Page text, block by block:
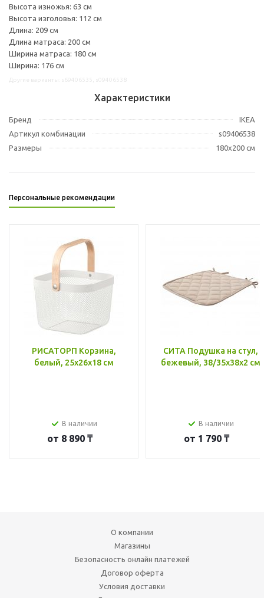
Высота изножья: 63 см
Высота изголовья: 112 см
Длина: 209 см
Длина матраса: 200 см
Ширина матраса: 180 см
Ширина: 176 см
Характеристики
Бренд
IKEA
Артикул комбинации
s09406538
Размеры
180x200 см
Персональные рекомендации
РИСАТОРП Корзина,
белый, 25x26x18 см
В наличии
от 8 890 ₸
СИТА Подушка на стул,
бежевый, 38/35x38x2 см
В наличии
от 1 790 ₸
О компании
Магазины
Безопасность онлайн платежей
Договор оферта
Условия доставки